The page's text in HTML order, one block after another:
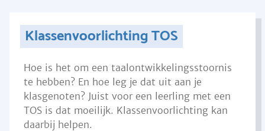
Klassenvoorlichting TOS
Hoe is het om een taalontwikkelingsstoornis
te hebben? En hoe leg je dat uit aan je
klasgenoten? Juist voor een leerling met een
TOS is dat moeilijk. Klassenvoorlichting kan
daarbij helpen.